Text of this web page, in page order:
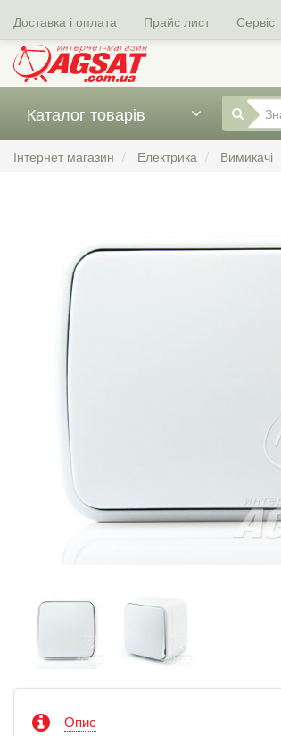
Доставка і оплата Прайс лист Сервіс
Каталог товарів
Інтернет магазин Електрика Вимикачі
Опис